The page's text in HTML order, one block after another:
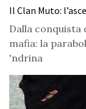
Il Clan Muto:
Dalla
mafia: la
'ndrina